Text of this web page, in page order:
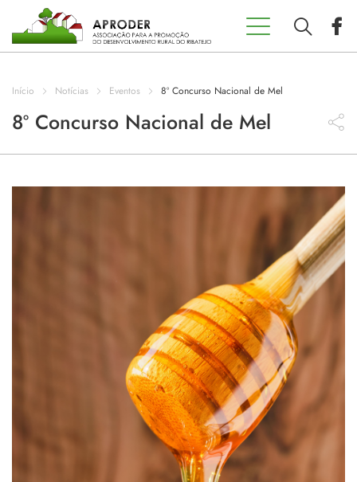
Aproder
Concursos
Início Notícias Eventos 8º Concurso Nacional de Mel
8º Concurso Nacional de Mel